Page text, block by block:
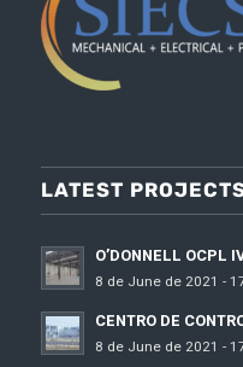
LATEST
O’DONNELL OCPL
8 de June de 2021 -
CENTRO DE
8 de June de 2021 -